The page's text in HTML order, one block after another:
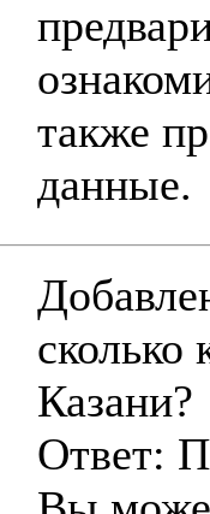
также
данные.
сколько
Казани?
Ответ: